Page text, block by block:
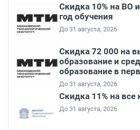
Скидка 10% на ВО
год обучения
До 31 августа, 2026
Скидка 72 000 на
образование и
образование в
До 31 августа, 2026
Скидка 11% на все
До 31 августа, 2026